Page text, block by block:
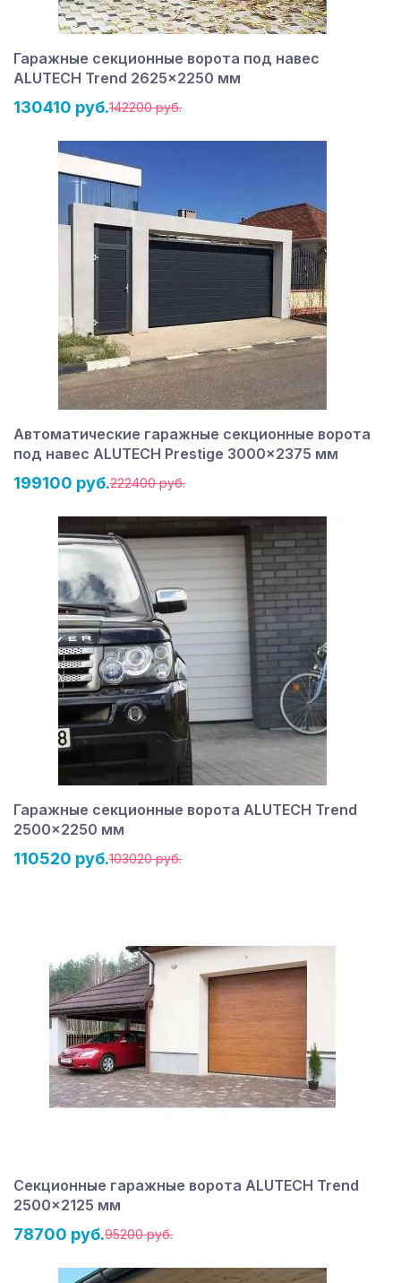
Гаражные секционные ворота под навес
ALUTECH Trend 2625×2250 мм
130410 руб.142200 руб.
Автоматические гаражные секционные ворота
под навес ALUTECH Prestige 3000×2375 мм
199100 руб.222400 руб.
Гаражные секционные ворота ALUTECH Trend
2500×2250 мм
110520 руб.103020 руб.
Секционные гаражные ворота ALUTECH Trend
2500×2125 мм
78700 руб.95200 руб.